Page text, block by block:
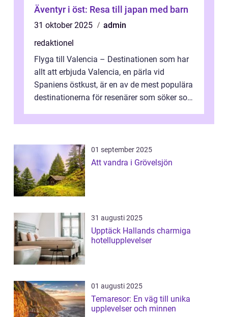
Äventyr i öst: Resa till japan med barn
31 oktober 2025
admin
redaktionel
Flyga till Valencia – Destinationen som har
allt att erbjuda Valencia, en pärla vid
Spaniens östkust, är en av de mest populära
destinationerna för resenärer som söker sol,
01 september 2025
Att vandra i Grövelsjön
31 augusti 2025
Upptäck Hallands charmiga
hotellupplevelser
01 augusti 2025
Temaresor: En väg till unika
upplevelser och minnen